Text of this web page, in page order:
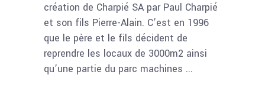
création de Charpié SA par Paul Charpié
et son fils Pierre-Alain. C’est en 1996
que le père et le fils décident de
reprendre les locaux de 3000m2 ainsi
qu’une partie du parc machines